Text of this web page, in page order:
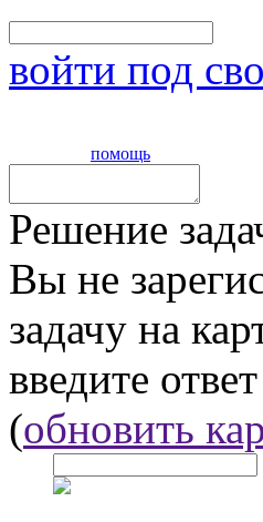
войти под
помощь
Решение
Вы не
задачу на
введите ответ
(обновить